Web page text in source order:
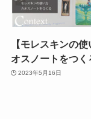
【モレスキンの
オスノートをつく
2023年5月16日